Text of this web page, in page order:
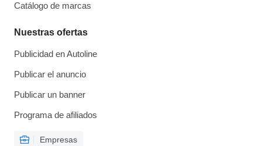
Catálogo de marcas
Nuestras ofertas
Publicidad en Autoline
Publicar el anuncio
Publicar un banner
Programa de afiliados
Empresas